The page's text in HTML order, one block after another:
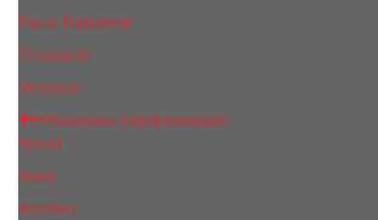
Paco Rabanne
Trussardi
Versace
Женская парфюмерия
Ajmal
Alaia
Annifen